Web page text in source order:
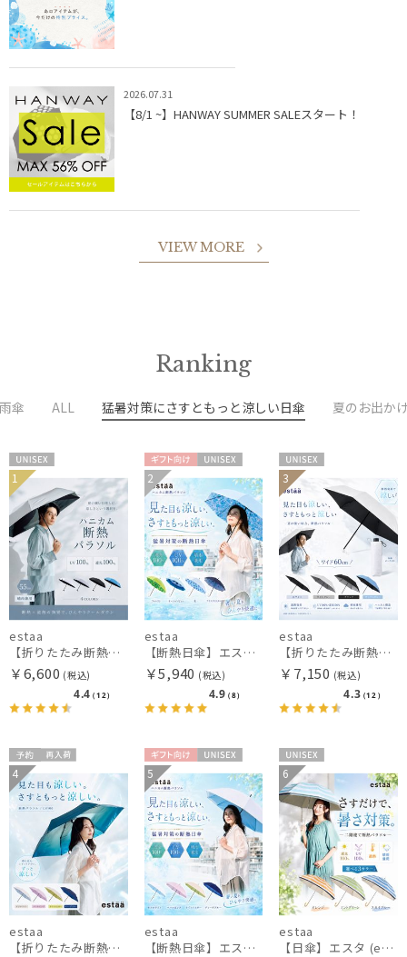
2026.07.31
【8/1 ~】HANWAY SUMMER SALEスタート！
VIEW MORE
Ranking
雨傘 ALL 猛暑対策にさすともっと涼しい日傘 夏のお出か
UNISE
X
1
estaa
【折りたたみ断熱日傘】エスタ (estaa) ハニカム断熱パラソル 55㎝ 折りたたみ傘 晴雨兼用 遮光100 UV100
￥6,600 (税込)
4.4（12）
ギフト
向け
UNISE
2
estaa
【断熱日傘】エスタ (estaa) ハニカム断熱パラソル 晴雨兼用 遮光100 UV100
￥5,940 (税込)
4.9（8）
UNISE
X
3
estaa
【折りたたみ断熱日傘】エスタ (estaa) ハニカム断熱パラソル 60㎝ 折りたたみ傘 晴雨兼用 一級遮光 UV
￥7,150 (税込)
4.3（12）
予約
再入
荷
ギフト
向け
UNISE
X
4
estaa
【折りたたみ断熱日傘】エスタ (estaa) ハニカム断熱パラソル グラデーション 折りたたみ傘 晴雨兼用 遮光100 UV100
ギフト
向け
UNISE
5
estaa
【断熱日傘】エスタ (estaa) ハニカム断熱パラソル グラデーション 晴雨兼用 遮光100 UV100
UNISE
X
6
estaa
【日傘】エスタ (estaa) 二階建て 断熱 テクスチャーボーダー 晴雨兼用 遮光100 UV100